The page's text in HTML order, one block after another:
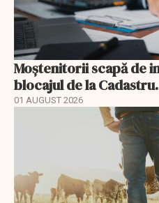
Moștenitorii scapă de
blocajul de la
01 AUGUST 2026